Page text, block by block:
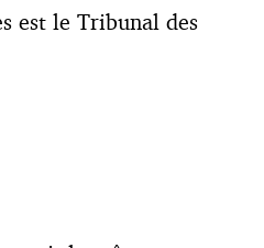
est le Tribunal des